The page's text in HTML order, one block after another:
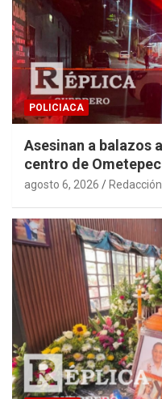
POLICIACA
Asesinan a balazos
centro de Ometepec
agosto 6, 2026 Redacción